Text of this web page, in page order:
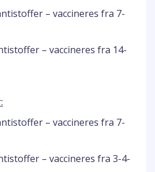
– vaccineres fra 7-
– vaccineres fra 14-
– vaccineres fra 7-
– vaccineres fra 3-4-